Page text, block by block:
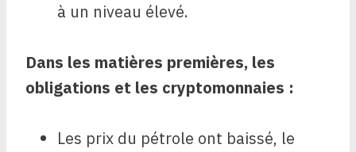
à un niveau élevé.
Dans les matières premières, les
obligations et les cryptomonnaies :
Les prix du pétrole ont baissé, le